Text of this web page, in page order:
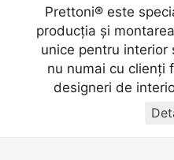
Prettoni® este
producţia și
unice pentru interior
nu numai cu clienţi
designeri de